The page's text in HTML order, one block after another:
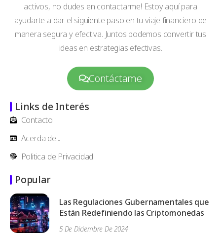
activos, no dudes en contactarme! Estoy aquí para
ayudarte a dar el siguiente paso en tu viaje financiero de
manera segura y efectiva. Juntos podemos convertir tus
ideas en estrategias efectivas.
Contáctame
Links de Interés
Contacto
Acerda de...
Politica de Privacidad
Popular
Las Regulaciones Gubernamentales que
Están Redefiniendo las Criptomonedas
5 De Diciembre De 2024